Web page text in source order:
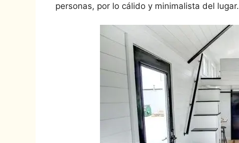
personas, por lo cálido y minimalista del lugar.